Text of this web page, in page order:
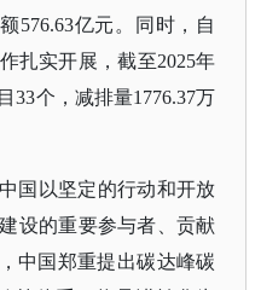
576.63亿元。同时，自
扎实开展，截至2025年
33个，减排量1776.37万
国以坚定的行动和开放
设的重要参与者、贡献
中国郑重提出碳达峰碳